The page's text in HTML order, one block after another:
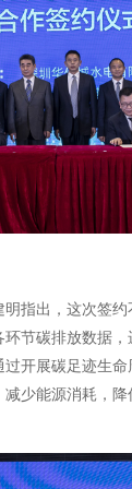
指出，这次签
节碳排放数据
开展碳足迹生
少能源消耗，